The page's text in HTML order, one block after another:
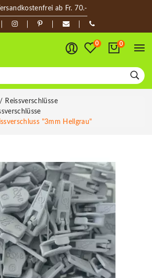
ab Fr. 70.-
0 0
Reissverschlüsse
"3mm Hellgrau"